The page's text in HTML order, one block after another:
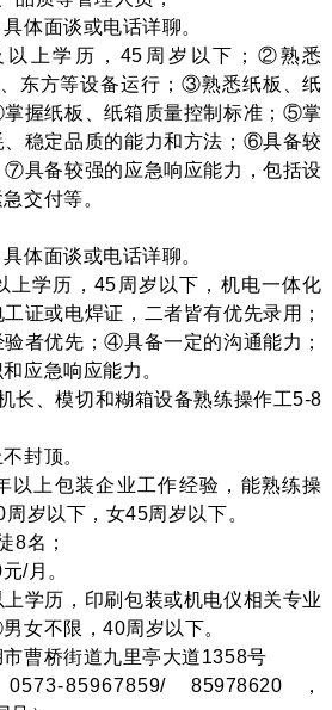
体面谈或电话详聊。
上学历，45周岁以下；②熟悉
、东方等设备运行；③熟悉纸板、纸
握纸板、纸箱质量控制标准；⑤掌
、稳定品质的能力和方法；⑥具备较
⑦具备较强的应急响应能力，包括设
交付等。
体面谈或电话详聊。
学历，45周岁以下，机电一体化
证或电焊证，二者皆有优先录用；
者优先；④具备一定的沟通能力；
应急响应能力。
长、模切和糊箱设备熟练操作工5-8
封顶。
上包装企业工作经验，能熟练操
岁以下，女45周岁以下。
8名；
/月。
学历，印刷包装或机电仪相关专业
女不限，40周岁以下。
曹桥街道九里亭大道1358号
85967859/ 85978620，